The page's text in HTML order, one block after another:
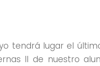
tendrá lugar el
II de nuestro